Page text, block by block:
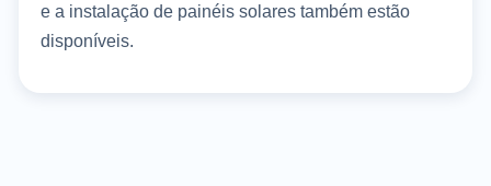
e a instalação de painéis solares também estão
disponíveis.